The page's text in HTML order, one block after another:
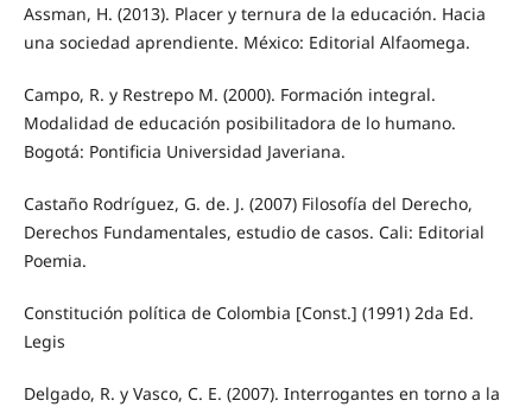
Assman, H. (2013). Placer y ternura de la educación. Hacia
una sociedad aprendiente. México: Editorial Alfaomega.
Campo, R. y Restrepo M. (2000). Formación integral.
Modalidad de educación posibilitadora de lo humano.
Bogotá: Pontificia Universidad Javeriana.
Castaño Rodríguez, G. de. J. (2007) Filosofía del Derecho,
Derechos Fundamentales, estudio de casos. Cali: Editorial
Poemia.
Constitución política de Colombia [Const.] (1991) 2da Ed.
Legis
Delgado, R. y Vasco, C. E. (2007). Interrogantes en torno a la